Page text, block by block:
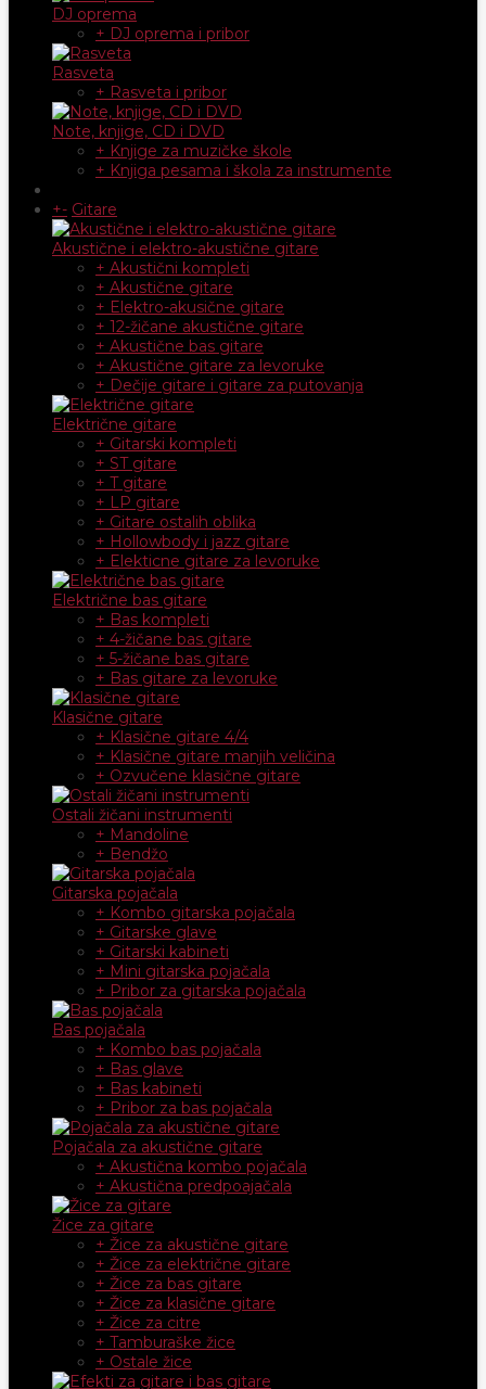
DJ oprema
+ DJ oprema i pribor
Rasveta
+ Rasveta i pribor
Note, knjige, CD i DVD
+ Knjige za muzičke škole
+ Knjiga pesama i škola za instrumente
+- Gitare
Akustične i elektro-akustične gitare
+ Akustični kompleti
+ Akustične gitare
+ Elektro-akusične gitare
+ 12-žičane akustične gitare
+ Akustične bas gitare
+ Akustične gitare za levoruke
+ Dečije gitare i gitare za putovanja
Električne gitare
+ Gitarski kompleti
+ ST gitare
+ T gitare
+ LP gitare
+ Gitare ostalih oblika
+ Hollowbody i jazz gitare
+ Elekticne gitare za levoruke
Električne bas gitare
+ Bas kompleti
+ 4-žičane bas gitare
+ 5-žičane bas gitare
+ Bas gitare za levoruke
Klasične gitare
+ Klasične gitare 4/4
+ Klasične gitare manjih veličina
+ Ozvučene klasične gitare
Ostali žičani instrumenti
+ Mandoline
+ Bendžo
Gitarska pojačala
+ Kombo gitarska pojačala
+ Gitarske glave
+ Gitarski kabineti
+ Mini gitarska pojačala
+ Pribor za gitarska pojačala
Bas pojačala
+ Kombo bas pojačala
+ Bas glave
+ Bas kabineti
+ Pribor za bas pojačala
Pojačala za akustične gitare
+ Akustična kombo pojačala
+ Akustična predpoajačala
Žice za gitare
+ Žice za akustične gitare
+ Žice za električne gitare
+ Žice za bas gitare
+ Žice za klasične gitare
+ Žice za citre
+ Tamburaške žice
+ Ostale žice